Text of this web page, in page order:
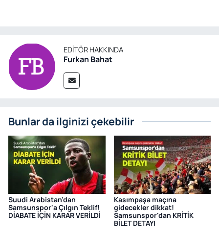
EDITÖR HAKKINDA
Furkan Bahat
Bunlar da ilginizi çekebilir
Suudi Arabistan'dan
Samsunspor'a Çılgın Teklif!
DİABATE İÇİN KARAR VERİLDİ
Kasımpaşa maçına
gidecekler dikkat!
Samsunspor'dan KRİTİK
BİLET DETAYI